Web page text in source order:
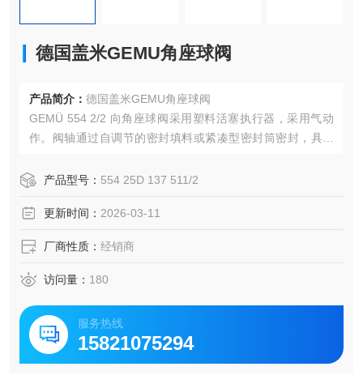
德国盖米GEMU角座球阀
产品简介： 德国盖米GEMU角座球阀
GEMÜ 554 2/2 向角座球阀采用塑料活塞执行器，采用气动
作。阀轴通过自调节的密封填料或紧凑型密封筒密封，具体
轴免受污染和损坏。这在长时间使用后也能实现低维护且可
产品型号： 554 25D 137 511/2
更新时间： 2026-03-11
厂商性质： 经销商
访问量： 180
服务热线
15821075294